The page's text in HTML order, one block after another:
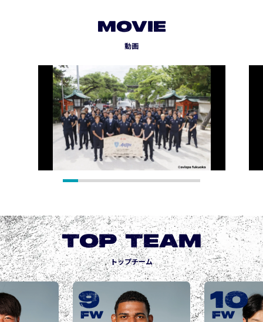
MOVIE
動画
TOP TEAM
トップチーム
9
FW
10
FW